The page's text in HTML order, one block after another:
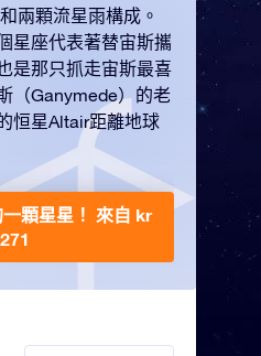
兩顆流星雨構成。
星座代表著替宙斯攜
是那只抓走宙斯最喜
（Ganymede）的老
恒星Altair距離地球
顆星星！ 來自 kr
271